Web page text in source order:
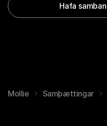
Hafa
Mollie Samþættingar